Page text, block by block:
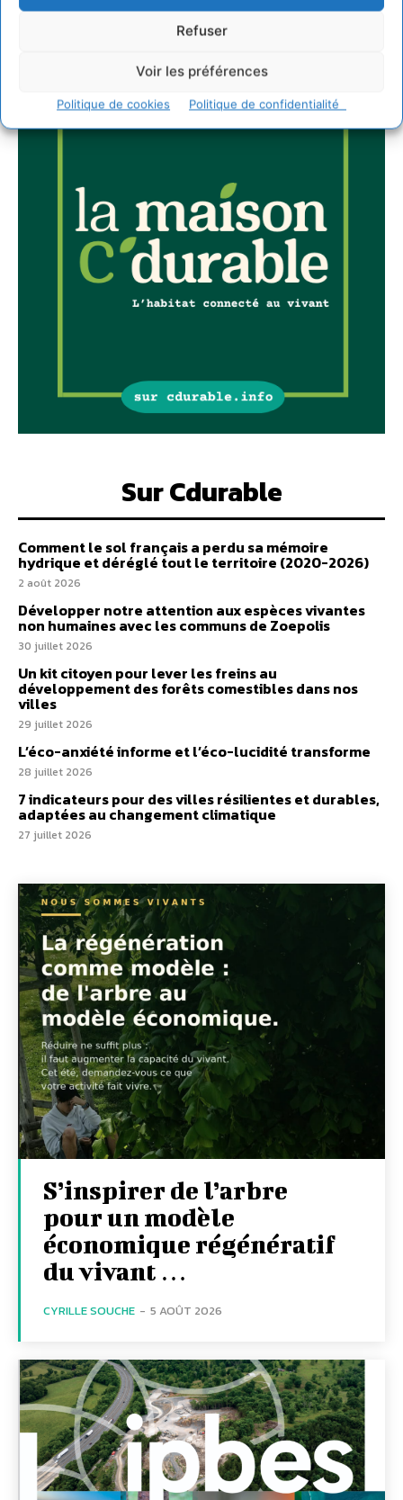
Refuser
Voir les préférences
Politique de cookies Politique de confidentialité
JE M'ABONNE
Sur Cdurable
Comment le sol français a perdu sa mémoire
hydrique et déréglé tout le territoire (2020-2026)
2 août 2026
Développer notre attention aux espèces vivantes
non humaines avec les communs de Zoepolis
30 juillet 2026
Un kit citoyen pour lever les freins au
développement des forêts comestibles dans nos
villes
29 juillet 2026
L’éco-anxiété informe et l’éco-lucidité transforme
28 juillet 2026
7 indicateurs pour des villes résilientes et durables,
adaptées au changement climatique
27 juillet 2026
S’inspirer de l’arbre
pour un modèle
économique régénératif
du vivant …
CYRILLE SOUCHE - 5 AOÛT 2026